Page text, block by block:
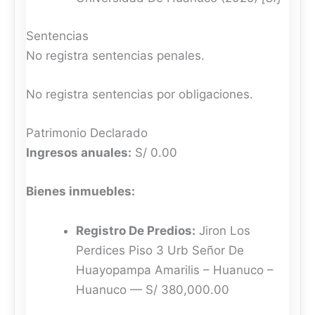
Sentencias
No registra sentencias penales.
No registra sentencias por obligaciones.
Patrimonio Declarado
Ingresos anuales: S/ 0.00
Bienes inmuebles:
Registro De Predios: Jiron Los
Perdices Piso 3 Urb Señor De
Huayopampa Amarilis – Huanuco –
Huanuco — S/ 380,000.00